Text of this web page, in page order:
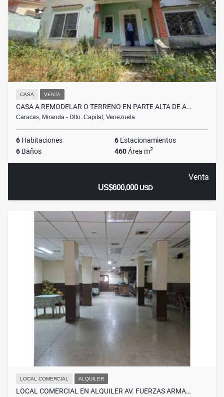
CASA VENTA
CASA A REMODELAR O TERRENO EN PARTE ALTA DE A…
Caracas, Miranda - Dtto. Capital, Venezuela
6 Habitaciones 6 Estacionamientos
6 Baños 460Área m2
Venta
US$600,000USD
LOCAL COMERCIAL ALQUILER
LOCAL COMERCIAL EN ALQUILER AV. FUERZAS ARMA…